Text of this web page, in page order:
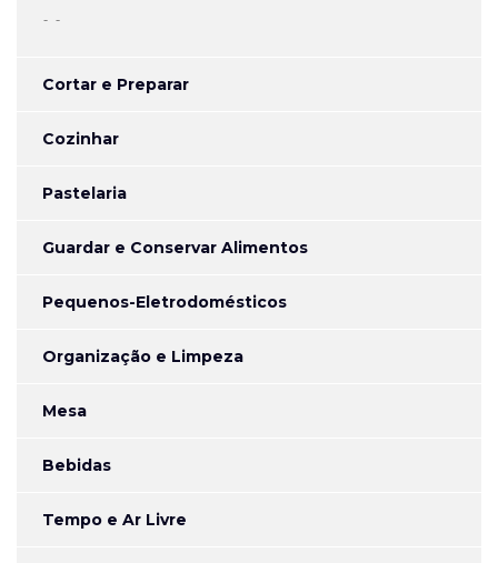
-
Cortar e Preparar
Cozinhar
Pastelaria
Guardar e Conservar Alimentos
Pequenos-Eletrodomésticos
Organização e Limpeza
Mesa
Bebidas
Tempo e Ar Livre